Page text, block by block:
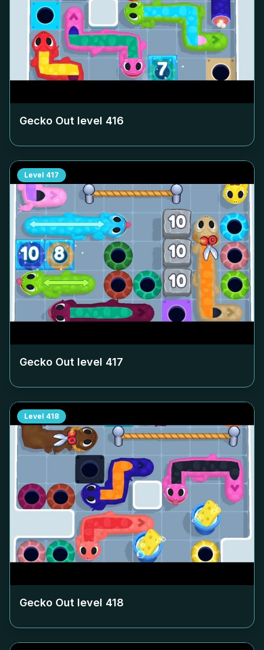
Gecko Out level 416
Level 417
Gecko Out level 417
Level 418
Gecko Out level 418